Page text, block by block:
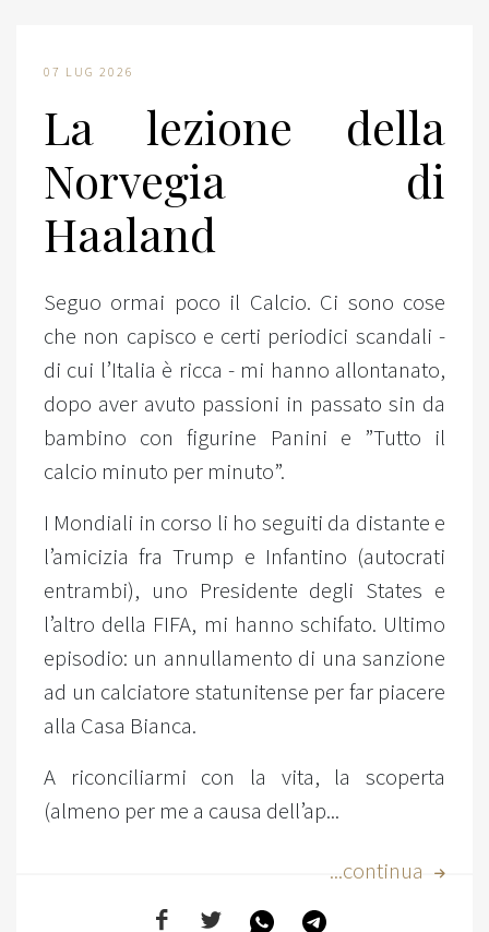
07 LUG 2026
La lezione della
Norvegia di
Haaland
Seguo ormai poco il Calcio. Ci sono cose
che non capisco e certi periodici scandali -
di cui l’Italia è ricca - mi hanno allontanato,
dopo aver avuto passioni in passato sin da
bambino con figurine Panini e ”Tutto il
calcio minuto per minuto”.
I Mondiali in corso li ho seguiti da distante e
l’amicizia fra Trump e Infantino (autocrati
entrambi), uno Presidente degli States e
l’altro della FIFA, mi hanno schifato. Ultimo
episodio: un annullamento di una sanzione
ad un calciatore statunitense per far piacere
alla Casa Bianca.
A riconciliarmi con la vita, la scoperta
(almeno per me a causa dell’ap...
...continua